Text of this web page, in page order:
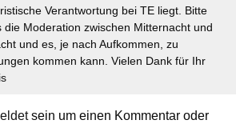
Verantwortung bei TE liegt. Bitte
die Moderation zwischen Mitternacht und
und es, je nach Aufkommen, zu
kommen kann. Vielen Dank für Ihr
sein um einen Kommentar oder